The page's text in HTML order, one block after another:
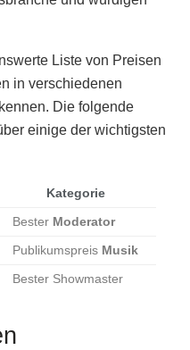
Liste von Preisen
in verschiedenen
Die folgende
einige der wichtigsten
Kategorie
Bester Moderator
Publikumspreis Musik
Bester Showmaster